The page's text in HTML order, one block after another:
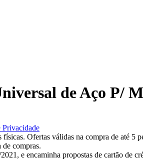
de Aço P/
Privacidade
Ofertas válidas na compra de até 5
de compras.
e encaminha propostas de cartão de